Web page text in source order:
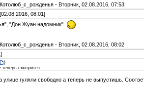
Котолюб_с_рожденья - Вторник, 02.08.2016, 07:53
[02.08.2016, 08:01]
"Дон Жуан надомник"
Котолюб_с_рожденья - Вторник, 02.08.2016, 08:02
)
теперь смотрится
гуляли свободно а теперь не выпустишь.